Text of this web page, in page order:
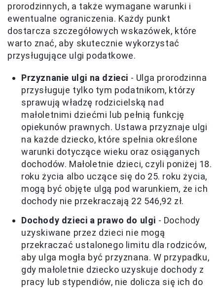
prorodzinnych, a także wymagane warunki i
ewentualne ograniczenia. Każdy punkt
dostarcza szczegółowych wskazówek, które
warto znać, aby skutecznie wykorzystać
przysługujące ulgi podatkowe.
Przyznanie ulgi na dzieci - Ulga prorodzinna
przysługuje tylko tym podatnikom, którzy
sprawują władzę rodzicielską nad
małoletnimi dziećmi lub pełnią funkcję
opiekunów prawnych. Ustawa przyznaje ulgi
na każde dziecko, które spełnia określone
warunki dotyczące wieku oraz osiąganych
dochodów. Małoletnie dzieci, czyli poniżej 18.
roku życia albo uczące się do 25. roku życia,
mogą być objęte ulgą pod warunkiem, że ich
dochody nie przekraczają 22 546,92 zł.
Dochody dzieci a prawo do ulgi - Dochody
uzyskiwane przez dzieci nie mogą
przekraczać ustalonego limitu dla rodziców,
aby ulga mogła być przyznana. W przypadku,
gdy małoletnie dziecko uzyskuje dochody z
pracy lub stypendiów, nie dolicza się ich do